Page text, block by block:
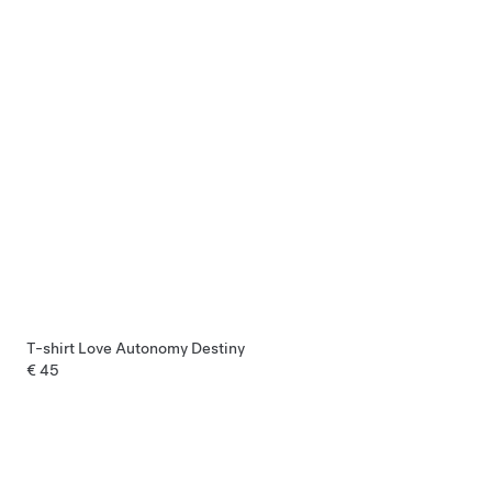
T-shirt Love Autonomy Destiny
€ 45